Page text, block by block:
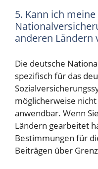
5. Kann ich meine
anderen Ländern
Die deutsche
spezifisch für das
möglicherweise
anwendbar. Wenn
Ländern gearbeitet
Bestimmungen für
Beiträgen über